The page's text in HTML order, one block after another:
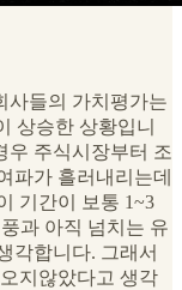
사들의 가치평가는
상승한 상황입니
우 주식시장부터 조
파가 흘러내리는데
기간이 보통 1~3
과 아직 넘치는 유
각합니다. 그래서
지않았다고 생각